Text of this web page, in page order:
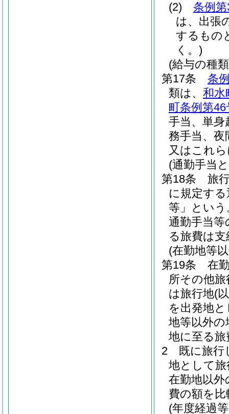
(2)
条例
は、出張
するもの
く。)
(給与の種
第17条
条
類は、 和水
町条例第46
手当、単身
務手当、夜
又はこれ
(通勤手当
第18条
旅
に規定す
等」という
通勤手当
る旅費は
(在勤地等
第19条
在
所その他
は旅行地(
を出発地
地等以外
地に至る
2
既に旅
地として
在勤地以
費の額を
(年度経過